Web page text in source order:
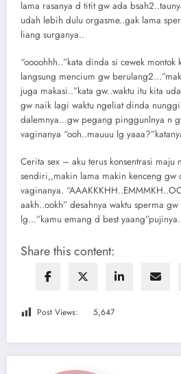
lama rasanya d titit gw ada
udah lebih dulu orgasme..gak lama
liang surganya..
“oooohhh..”kata dinda si cewek
langsung mencium gw
juga makasi..”kata gw..waktu itu kita
gw naik lagi waktu ngeliat dinda
dalemnya…gw pegang pinggunlnya n
vaginanya “ooh..mauuu lg
Cerita sex – aku terus konsentrasi maju
sendiri,,makin lama makin kenceng
vaginanya.
aakh..ookh” desahnya waktu sperma
lg…”kamu emang d best yaang”pujinya.
Share this content:
Post Views: 5,647